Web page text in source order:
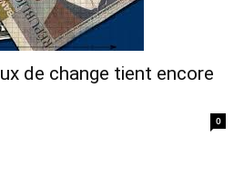
de change tient encore
0